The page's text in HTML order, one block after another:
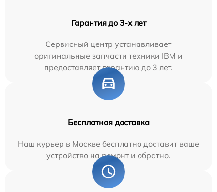
Гарантия до 3-х лет
Сервисный центр устанавливает
оригинальные запчасти техники IBM и
предоставляет гарантию до 3 лет.
Бесплатная доставка
Наш курьер в Москве бесплатно доставит ваше
устройство на ремонт и обратно.